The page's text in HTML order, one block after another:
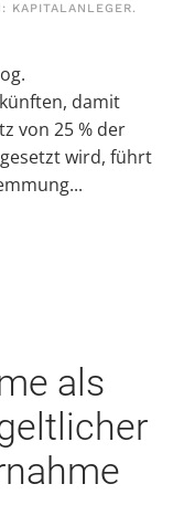
KAPITALANLEGER.
damit
von 25 % der
wird, führt
als